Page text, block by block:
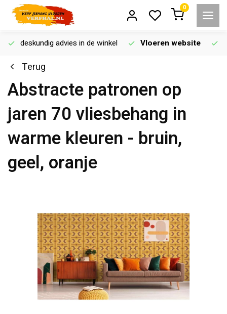
0
deskundig advies in de winkel Vloeren website
Terug
Abstracte patronen op
jaren 70 vliesbehang in
warme kleuren - bruin,
geel, oranje